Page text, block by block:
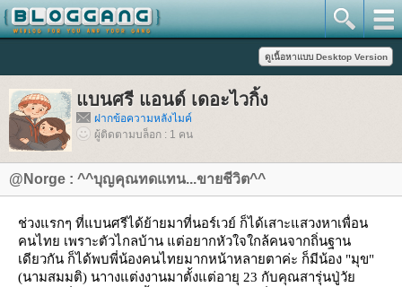
บนศรี แอนด์ เดอะไวกิ้ง
ฝากข้อความหลังไมค์
ผู้ติดตามบล็อก : 1 คน
@Norge : ^^บุญคุณทดแทน...ขายชีวิต^^
ช่วงแรกๆ ที่แบนศรีได้ย้ายมาที่นอร์เวย์ ก็ได้เสาะแสวงหาเพื่อน
คนไทย เพราะตัวไกลบ้าน แต่อยากหัวใจใกล้คนจากถิ่นฐาน
เดียวกัน ก็ได้พบพี่น้องคนไทยมากหน้าหลายตาค่ะ ก็มีน้อง "มุข"
(นามสมมติ) นาางแต่งงานมาตั้งแต่อายุ 23 กับคุณสารุ่นปู่วั